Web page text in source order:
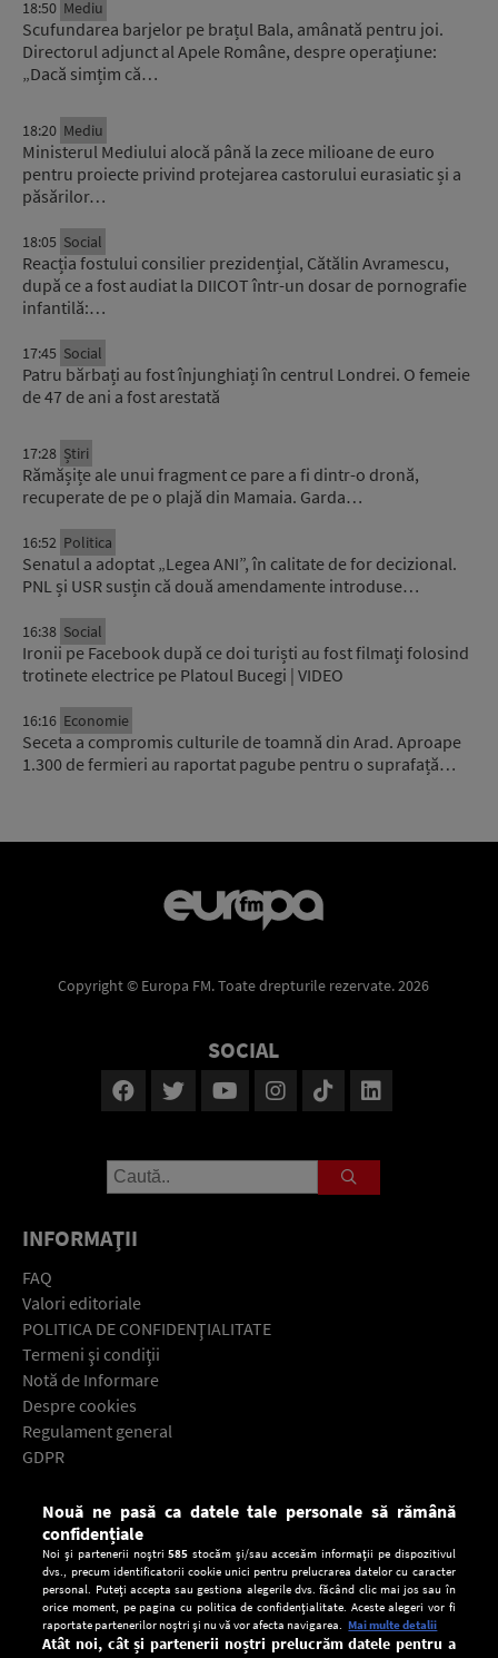
18:50 Mediu
Scufundarea barjelor pe brațul Bala, amânată pentru joi.
Directorul adjunct al Apele Române, despre operațiune:
„Dacă simțim că…
18:20 Mediu
Ministerul Mediului alocă până la zece milioane de euro
pentru proiecte privind protejarea castorului eurasiatic și a
păsărilor…
18:05 Social
Reacția fostului consilier prezidențial, Cătălin Avramescu,
după ce a fost audiat la DIICOT într-un dosar de pornografie
infantilă:…
17:45 Social
Patru bărbați au fost înjunghiați în centrul Londrei. O femeie
de 47 de ani a fost arestată
17:28 Știri
Rămășițe ale unui fragment ce pare a fi dintr-o dronă,
recuperate de pe o plajă din Mamaia. Garda…
16:52 Politica
Senatul a adoptat „Legea ANI”, în calitate de for decizional.
PNL și USR susțin că două amendamente introduse…
16:38 Social
Ironii pe Facebook după ce doi turiști au fost filmați folosind
trotinete electrice pe Platoul Bucegi | VIDEO
16:16 Economie
Seceta a compromis culturile de toamnă din Arad. Aproape
1.300 de fermieri au raportat pagube pentru o suprafață…
Copyright © Europa FM. Toate drepturile rezervate. 2026
SOCIAL
INFORMAŢII
FAQ
Valori editoriale
POLITICA DE CONFIDENŢIALITATE
Termeni şi condiţii
Notă de Informare
Despre cookies
Regulament general
GDPR
Descarcă gratuit aplicaţia Europa FM pentru smartphone:
Nouă ne pasă ca datele tale personale să rămână
confidențiale
Noi și partenerii noștri585 stocăm și/sau accesăm informații pe dispozitivul
dvs., precum identificatorii cookie unici pentru prelucrarea datelor cu caracter
personal. Puteți accepta sau gestiona alegerile dvs. făcând clic mai jos sau în
orice moment, pe pagina cu politica de confidențialitate. Aceste alegeri vor fi
raportate partenerilor noștri și nu vă vor afecta navigarea. Mai multe detalii
Atât noi, cât și partenerii noștri prelucrăm datele pentru a